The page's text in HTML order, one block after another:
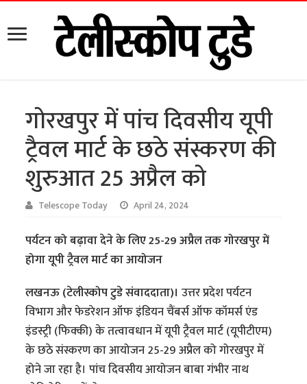
गोरखपुर में पांच दिवसीय यूपी
ट्रैवल मार्ट के छठे संस्करण की
शुरुआत 25 अप्रैल को
Telescope Today April 24, 2024
पर्यटन को बढ़ावा देने के लिए 25-29 अप्रैल तक गोरखपुर में
होगा यूपी ट्रैवल मार्ट का आयोजन
लखनऊ (टेलीस्कोप टुडे संवाददाता)। उत्तर प्रदेश पर्यटन
विभाग और फेडरेशन ऑफ इंडियन चैंबर्स ऑफ कॉमर्स एंड
इंडस्ट्री (फिक्की) के तत्वावधान में यूपी ट्रैवल मार्ट (यूपीटीएम)
के छठे संस्करण का आयोजन 25-29 अप्रैल को गोरखपुर में
होने जा रहा है। पांच दिवसीय आयोजन बाबा गंभीर नाथ